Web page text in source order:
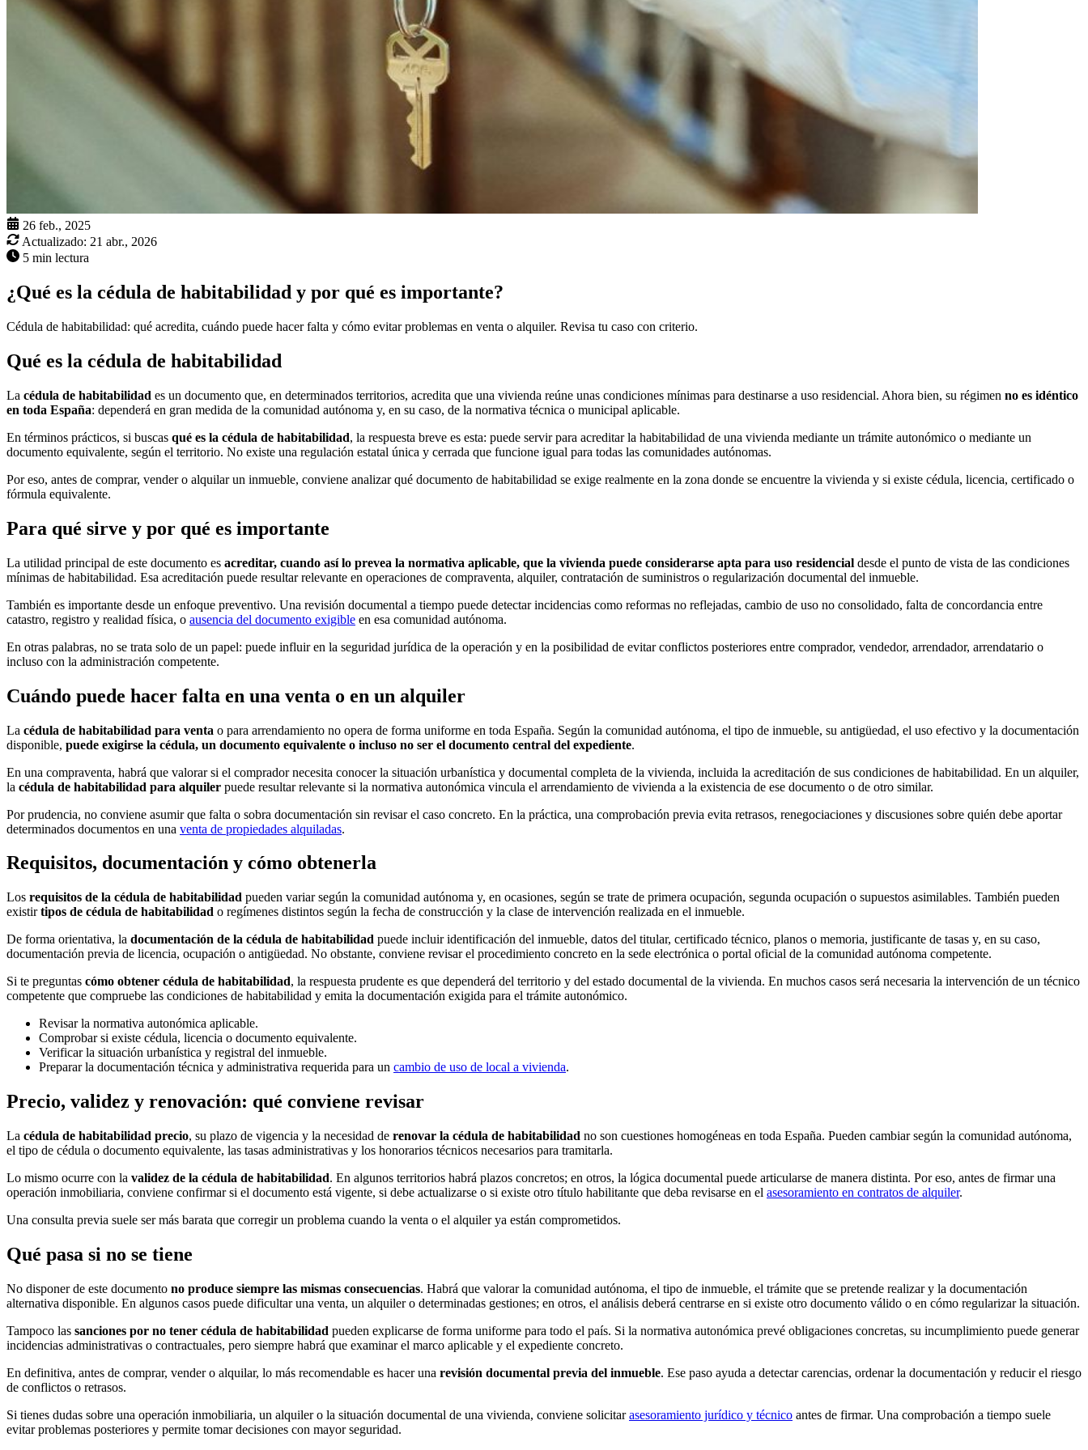
26 feb., 2025
Actualizado: 21 abr., 2026
5 min lectura
¿Qué es la cédula de habitabilidad y por qué es importante?
Cédula de habitabilidad: qué acredita, cuándo puede hacer falta y cómo evitar problemas en venta o alquiler. Revisa tu caso con criterio.
Qué es la cédula de habitabilidad
La cédula de habitabilidad es un documento que, en determinados territorios, acredita que una vivienda reúne unas condiciones mínimas para destinarse a uso residencial. Ahora bien, su régimen no es idéntico
en toda España: dependerá en gran medida de la comunidad autónoma y, en su caso, de la normativa técnica o municipal aplicable.
En términos prácticos, si buscas qué es la cédula de habitabilidad, la respuesta breve es esta: puede servir para acreditar la habitabilidad de una vivienda mediante un trámite autonómico o mediante un
documento equivalente, según el territorio. No existe una regulación estatal única y cerrada que funcione igual para todas las comunidades autónomas.
Por eso, antes de comprar, vender o alquilar un inmueble, conviene analizar qué documento de habitabilidad se exige realmente en la zona donde se encuentre la vivienda y si existe cédula, licencia, certificado o
fórmula equivalente.
Para qué sirve y por qué es importante
La utilidad principal de este documento es acreditar, cuando así lo prevea la normativa aplicable, que la vivienda puede considerarse apta para uso residencial desde el punto de vista de las condiciones
mínimas de habitabilidad. Esa acreditación puede resultar relevante en operaciones de compraventa, alquiler, contratación de suministros o regularización documental del inmueble.
También es importante desde un enfoque preventivo. Una revisión documental a tiempo puede detectar incidencias como reformas no reflejadas, cambio de uso no consolidado, falta de concordancia entre
catastro, registro y realidad física, o ausencia del documento exigible en esa comunidad autónoma.
En otras palabras, no se trata solo de un papel: puede influir en la seguridad jurídica de la operación y en la posibilidad de evitar conflictos posteriores entre comprador, vendedor, arrendador, arrendatario o
incluso con la administración competente.
Cuándo puede hacer falta en una venta o en un alquiler
La cédula de habitabilidad para venta o para arrendamiento no opera de forma uniforme en toda España. Según la comunidad autónoma, el tipo de inmueble, su antigüedad, el uso efectivo y la documentación
disponible, puede exigirse la cédula, un documento equivalente o incluso no ser el documento central del expediente.
En una compraventa, habrá que valorar si el comprador necesita conocer la situación urbanística y documental completa de la vivienda, incluida la acreditación de sus condiciones de habitabilidad. En un alquiler,
la cédula de habitabilidad para alquiler puede resultar relevante si la normativa autonómica vincula el arrendamiento de vivienda a la existencia de ese documento o de otro similar.
Por prudencia, no conviene asumir que falta o sobra documentación sin revisar el caso concreto. En la práctica, una comprobación previa evita retrasos, renegociaciones y discusiones sobre quién debe aportar
determinados documentos en una venta de propiedades alquiladas.
Requisitos, documentación y cómo obtenerla
Los requisitos de la cédula de habitabilidad pueden variar según la comunidad autónoma y, en ocasiones, según se trate de primera ocupación, segunda ocupación o supuestos asimilables. También pueden
existirtipos de cédula de habitabilidad o regímenes distintos según la fecha de construcción y la clase de intervención realizada en el inmueble.
De forma orientativa, la documentación de la cédula de habitabilidad puede incluir identificación del inmueble, datos del titular, certificado técnico, planos o memoria, justificante de tasas y, en su caso,
documentación previa de licencia, ocupación o antigüedad. No obstante, conviene revisar el procedimiento concreto en la sede electrónica o portal oficial de la comunidad autónoma competente.
Si te preguntas cómo obtener cédula de habitabilidad, la respuesta prudente es que dependerá del territorio y del estado documental de la vivienda. En muchos casos será necesaria la intervención de un técnico
competente que compruebe las condiciones de habitabilidad y emita la documentación exigida para el trámite autonómico.
Revisar la normativa autonómica aplicable.
Comprobar si existe cédula, licencia o documento equivalente.
Verificar la situación urbanística y registral del inmueble.
Preparar la documentación técnica y administrativa requerida para un cambio de uso de local a vivienda.
Precio, validez y renovación: qué conviene revisar
La cédula de habitabilidad precio, su plazo de vigencia y la necesidad de renovar la cédula de habitabilidad no son cuestiones homogéneas en toda España. Pueden cambiar según la comunidad autónoma,
el tipo de cédula o documento equivalente, las tasas administrativas y los honorarios técnicos necesarios para tramitarla.
Lo mismo ocurre con la validez de la cédula de habitabilidad. En algunos territorios habrá plazos concretos; en otros, la lógica documental puede articularse de manera distinta. Por eso, antes de firmar una
operación inmobiliaria, conviene confirmar si el documento está vigente, si debe actualizarse o si existe otro título habilitante que deba revisarse en el asesoramiento en contratos de alquiler.
Una consulta previa suele ser más barata que corregir un problema cuando la venta o el alquiler ya están comprometidos.
Qué pasa si no se tiene
No disponer de este documento no produce siempre las mismas consecuencias. Habrá que valorar la comunidad autónoma, el tipo de inmueble, el trámite que se pretende realizar y la documentación
alternativa disponible. En algunos casos puede dificultar una venta, un alquiler o determinadas gestiones; en otros, el análisis deberá centrarse en si existe otro documento válido o en cómo regularizar la situación.
Tampoco las sanciones por no tener cédula de habitabilidad pueden explicarse de forma uniforme para todo el país. Si la normativa autonómica prevé obligaciones concretas, su incumplimiento puede generar
incidencias administrativas o contractuales, pero siempre habrá que examinar el marco aplicable y el expediente concreto.
En definitiva, antes de comprar, vender o alquilar, lo más recomendable es hacer una revisión documental previa del inmueble. Ese paso ayuda a detectar carencias, ordenar la documentación y reducir el riesgo
de conflictos o retrasos.
Si tienes dudas sobre una operación inmobiliaria, un alquiler o la situación documental de una vivienda, conviene solicitarasesoramiento jurídico y técnico antes de firmar. Una comprobación a tiempo suele
evitar problemas posteriores y permite tomar decisiones con mayor seguridad.